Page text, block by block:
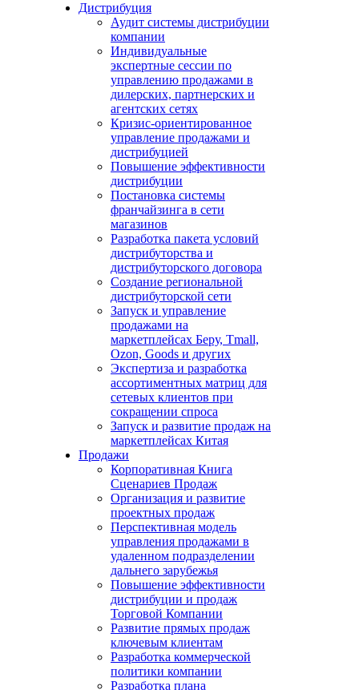
Дистрибуция
Аудит системы дистрибуции
компании
Индивидуальные
экспертные сессии по
управлению продажами в
дилерских, партнерских и
агентских сетях
Кризис-ориентированное
управление продажами и
дистрибуцией
Повышение эффективности
дистрибуции
Постановка системы
франчайзинга в сети
магазинов
Разработка пакета условий
дистрибуторства и
дистрибуторского договора
Создание региональной
дистрибуторской сети
Запуск и управление
продажами на
маркетплейсах Беру, Tmall,
Ozon, Goods и других
Экспертиза и разработка
ассортиментных матриц для
сетевых клиентов при
сокращении спроса
Запуск и развитие продаж на
маркетплейсах Китая
Продажи
Корпоративная Книга
Сценариев Продаж
Организация и развитие
проектных продаж
Перспективная модель
управления продажами в
удаленном подразделении
дальнего зарубежья
Повышение эффективности
дистрибуции и продаж
Торговой Компании
Развитие прямых продаж
ключевым клиентам
Разработка коммерческой
политики компании
Разработка плана